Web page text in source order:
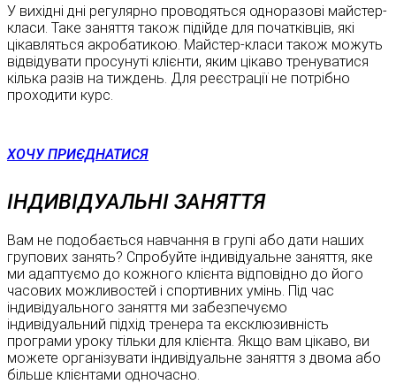
У вихідні дні регулярно проводяться одноразові майстер-
класи. Таке заняття також підійде для початківців, які
цікавляться акробатикою. Майстер-класи також можуть
відвідувати просунуті клієнти, яким цікаво тренуватися
кілька разів на тиждень. Для реєстрації не потрібно
проходити курс.
ХОЧУ ПРИЄДНАТИСЯ
ІНДИВІДУАЛЬНІ ЗАНЯТТЯ
Вам не подобається навчання в групі або дати наших
групових занять? Спробуйте індивідуальне заняття, яке
ми адаптуємо до кожного клієнта відповідно до його
часових можливостей і спортивних умінь. Під час
індивідуального заняття ми забезпечуємо
індивідуальний підхід тренера та ексклюзивність
програми уроку тільки для клієнта. Якщо вам цікаво, ви
можете організувати індивідуальне заняття з двома або
більше клієнтами одночасно.